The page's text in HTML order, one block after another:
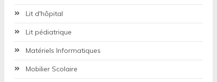
Lit d'hôpital
Lit pédiatrique
Matériels Informatiques
Mobilier Scolaire